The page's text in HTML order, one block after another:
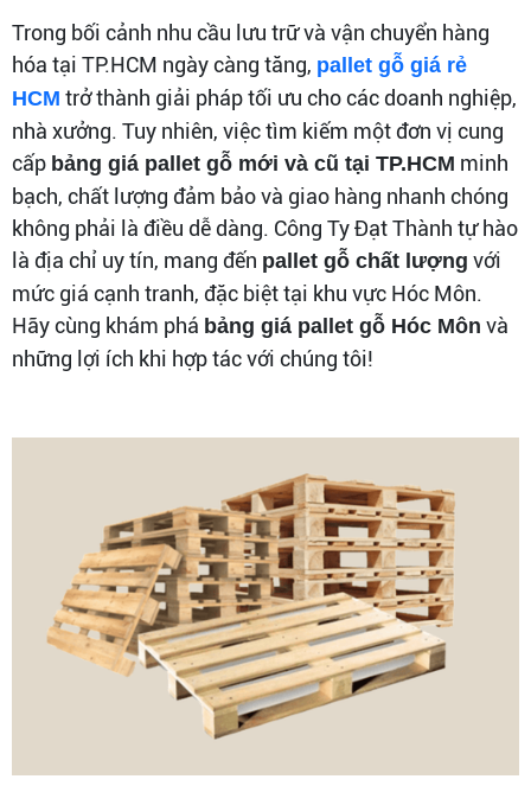
Trong bối cảnh nhu cầu lưu trữ và vận chuyển hàng
hóa tại TP.HCM ngày càng tăng, pallet gỗ giá rẻ
HCM trở thành giải pháp tối ưu cho các doanh nghiệp,
nhà xưởng. Tuy nhiên, việc tìm kiếm một đơn vị cung
cấp bảng giá pallet gỗ mới và cũ tại TP.HCM minh
bạch, chất lượng đảm bảo và giao hàng nhanh chóng
không phải là điều dễ dàng. Công Ty Đạt Thành tự hào
là địa chỉ uy tín, mang đến pallet gỗ chất lượng với
mức giá cạnh tranh, đặc biệt tại khu vực Hóc Môn.
Hãy cùng khám phá bảng giá pallet gỗ Hóc Môn và
những lợi ích khi hợp tác với chúng tôi!